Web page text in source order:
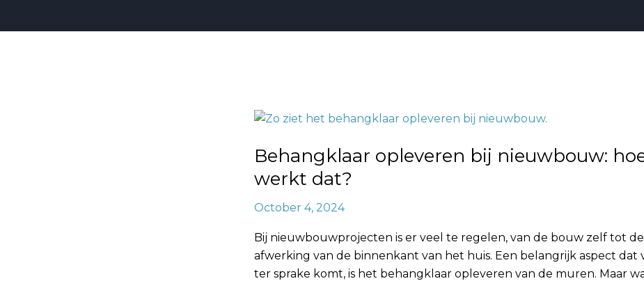
Behangklaar opleveren bij nieuwbouw:
werkt dat?
October 4, 2024
Bij nieuwbouwprojecten is er veel te regelen, van de bouw zelf tot de
afwerking van de binnenkant van het huis. Een belangrijk aspect dat
ter sprake komt, is het behangklaar opleveren van de muren. Maar
Behangklaar
bij
nieuwbouw:
hoe
werkt